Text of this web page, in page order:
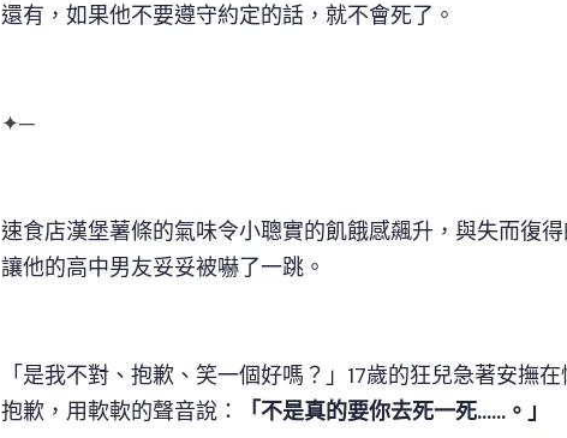
還有，如果他不要遵守約定的話，就不會死了。
✦─
速食店漢堡薯條的氣味令小聰實的飢餓感飆升，與失而復
讓他的高中男友妥妥被嚇了一跳。
「是我不對、抱歉、笑一個好嗎？」17歲的狂兒急著安撫
抱歉，用軟軟的聲音說：
「不是真的要你去死一死……。」